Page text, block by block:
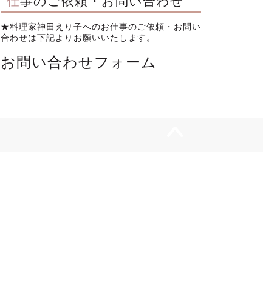
★料理家神田えり子へのお仕事のご依頼・お問い
合わせは下記よりお願いいたします。
お問い合わせフォーム